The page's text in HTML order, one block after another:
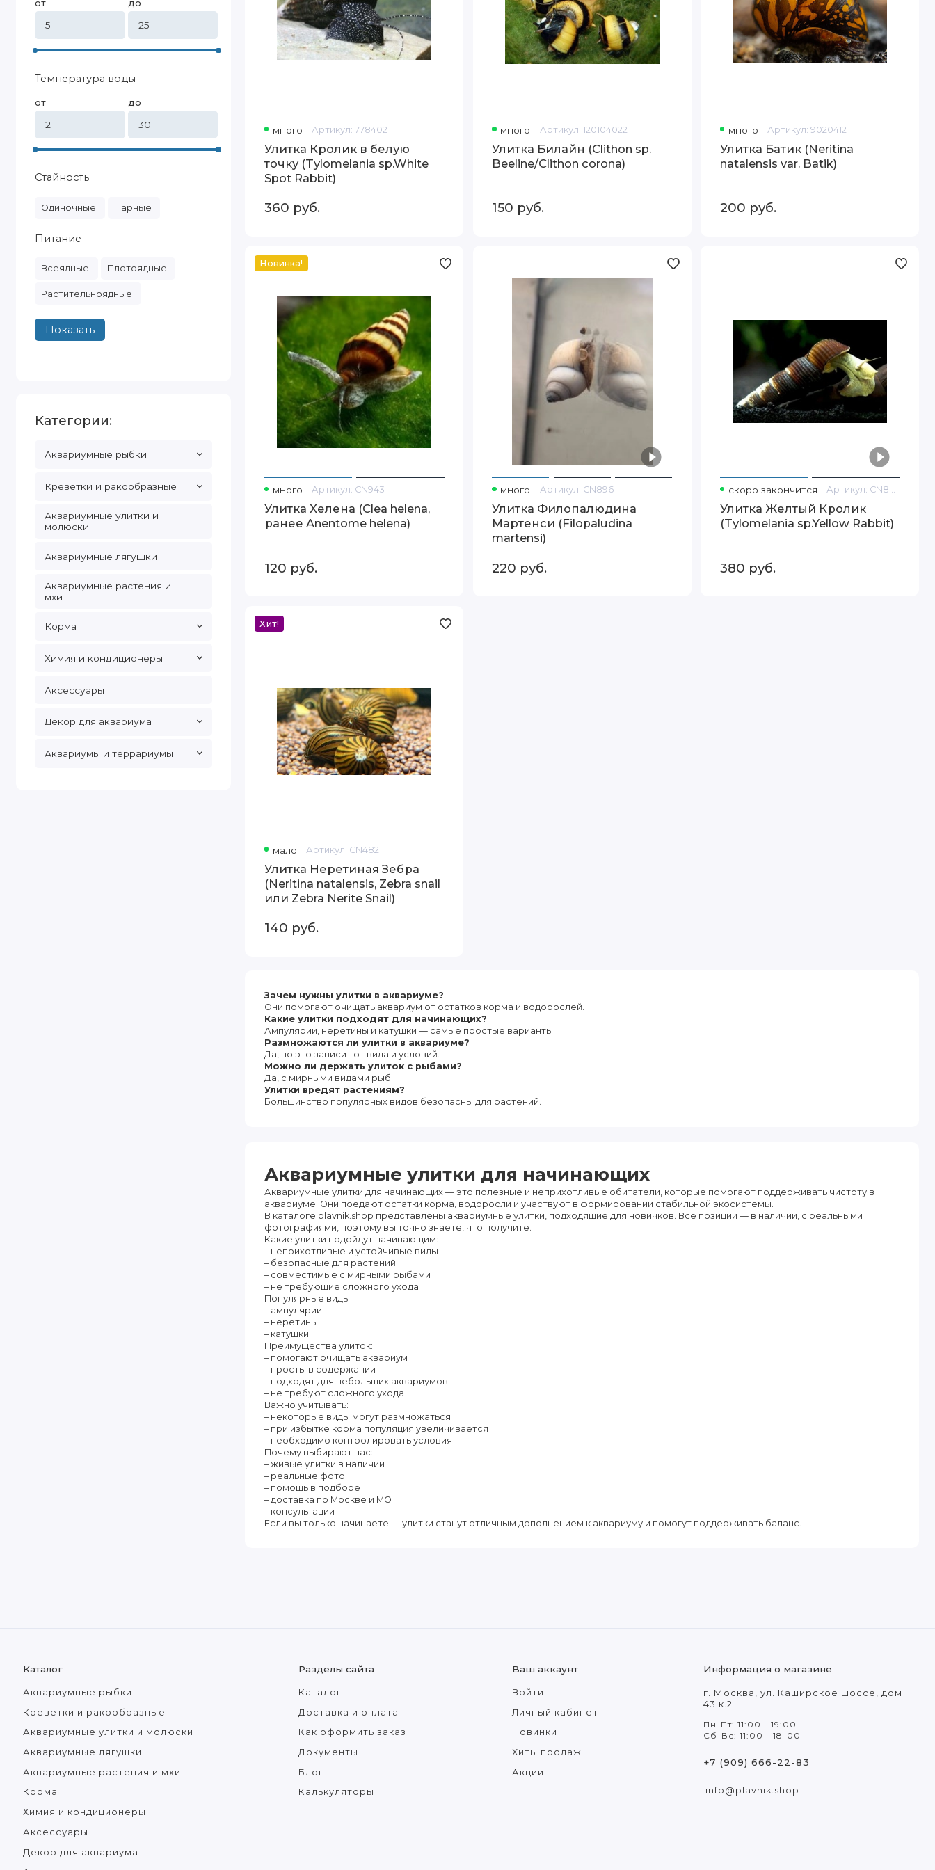
от до
Температура воды
от до
Стайность
Одиночные Парные
Питание
Всеядные Плотоядные
Растительноядные
Показать
Категории:
Аквариумные рыбки
Креветки и ракообразные
Аквариумные улитки и
молюски
Аквариумные лягушки
Аквариумные растения и
мхи
Корма
Химия и кондиционеры
Аксессуары
Декор для аквариума
Аквариумы и террариумы
много Артикул:778402
Улитка Кролик в белую
точку (Tylomelania sp.White
Spot Rabbit)
360 руб.
много Артикул: 120104022
Улитка Билайн (Clithon sp.
Beeline/Clithon corona)
150 руб.
много Артикул:9020412
Улитка Батик (Neritina
natalensis var. Batik)
200 руб.
Улитка
Anentome
helena)
Новинка!
много Артикул: CN943
Улитка Хелена (Clea helena,
ранее Anentome helena)
120 руб.
Филопалюдина
много Артикул: CN896
Улитка Филопалюдина
Мартенси (Filopaludina
martensi)
220 руб.
скоро закончится Артикул: CN886
Улитка Желтый Кролик
(Tylomelania sp.Yellow Rabbit)
380 руб.
Улитка
Zebra
Nerite
Snail)
Хит!
мало Артикул: CN482
Улитка Неретиная Зебра
(Neritina natalensis, Zebra snail
или Zebra Nerite Snail)
140 руб.
Зачем нужны улитки в аквариуме?
Они помогают очищать аквариум от остатков корма и водорослей.
Какие улитки подходят для начинающих?
Ампулярии, неретины и катушки — самые простые варианты.
Размножаются ли улитки в аквариуме?
Да, но это зависит от вида и условий.
Можно ли держать улиток с рыбами?
Да, с мирными видами рыб.
Улитки вредят растениям?
Большинство популярных видов безопасны для растений.
Аквариумные улитки для начинающих
Аквариумные улитки для начинающих — это полезные и неприхотливые обитатели, которые помогают поддерживать чистоту в
аквариуме. Они поедают остатки корма, водоросли и участвуют в формировании стабильной экосистемы.
В каталоге plavnik.shop представлены аквариумные улитки, подходящие для новичков. Все позиции — в наличии, с реальными
фотографиями, поэтому вы точно знаете, что получите.
Какие улитки подойдут начинающим:
– неприхотливые и устойчивые виды
– безопасные для растений
– совместимые с мирными рыбами
– не требующие сложного ухода
Популярные виды:
– ампулярии
– неретины
– катушки
Преимущества улиток:
– помогают очищать аквариум
– просты в содержании
– подходят для небольших аквариумов
– не требуют сложного ухода
Важно учитывать:
– некоторые виды могут размножаться
– при избытке корма популяция увеличивается
– необходимо контролировать условия
Почему выбирают нас:
– живые улитки в наличии
– реальные фото
– помощь в подборе
– доставка по Москве и МО
– консультации
Если вы только начинаете — улитки станут отличным дополнением к аквариуму и помогут поддерживать баланс.
Каталог
Аквариумные рыбки
Креветки и ракообразные
Аквариумные улитки и молюски
Аквариумные лягушки
Аквариумные растения и мхи
Корма
Химия и кондиционеры
Аксессуары
Декор для аквариума
Разделы сайта
Каталог
Доставка и оплата
Как оформить заказ
Документы
Блог
Калькуляторы
Ваш аккаунт
Войти
Личный кабинет
Новинки
Хиты продаж
Акции
Информация о магазине
г. Москва, ул. Каширское шоссе, дом
43 к.2
Пн-Пт: 11:00 - 19:00
Сб-Вс: 11:00 - 18-00
+7 (909) 666-22-83
info@plavnik.shop